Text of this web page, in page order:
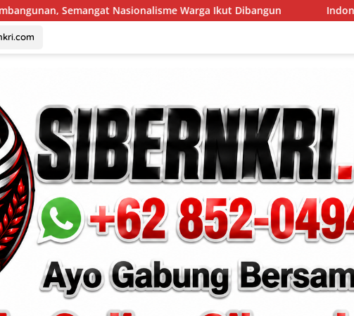
Warga Ikut Dibangun Indonesia Berjaya Raih Juara